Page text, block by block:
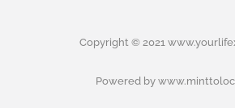
Copyright © 2021
Powered by